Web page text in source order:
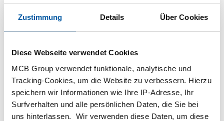
Zustimmung Details Über Cookies
Diese Webseite verwendet Cookies
MCB Group verwendet funktionale, analytische und
Tracking-Cookies, um die Website zu verbessern. Hierzu
speichern wir Informationen wie Ihre IP-Adresse, Ihr
Surfverhalten und alle persönlichen Daten, die Sie bei
uns hinterlassen. Wir verwenden diese Daten, um diese
Platten Fett- oder Ölrückstände enthalten
Dieses Produkt ist derzeit nicht online verfügbar.
Bitte wenden Sie sich an unsere
Verkaufsabteilung.